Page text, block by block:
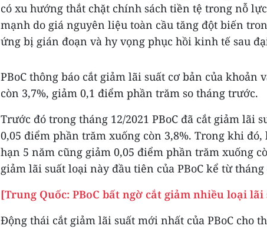
có xu hướng thắt chặt chính sách tiền tệ trong nỗ
mạnh do giá nguyên liệu toàn cầu tăng đột biến
ứng bị gián đoạn và hy vọng phục hồi kinh tế sau
PBoC thông báo cắt giảm lãi suất cơ bản của khoản
còn 3,7%, giảm 0,1 điểm phần trăm so tháng trước.
Trước đó trong tháng 12/2021 PBoC đã cắt giảm lãi
0,05 điểm phần trăm xuống còn 3,8%. Trong khi
hạn 5 năm cũng giảm 0,05 điểm phần trăm xuống
giảm lãi suất loại này đầu tiên của PBoC kể từ tháng
[Trung Quốc: PBoC bất ngờ cắt giảm nhiều loại
Động thái cắt giảm lãi suất mới nhất của PBoC cho